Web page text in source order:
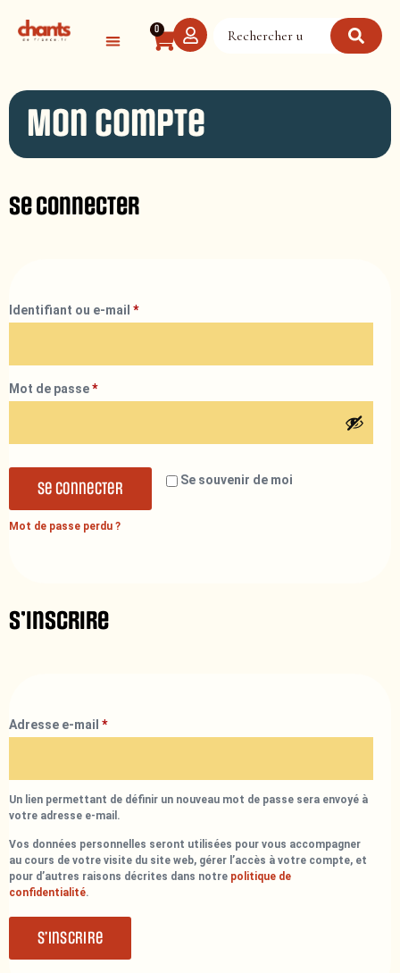
0
Mon compte
Se connecter
Identifiant ou e-mail *
Mot de passe*
Se souvenir de moi
Se connecter
Mot de passe perdu ?
S’inscrire
Adresse e-mail *
Un lien permettant de définir un nouveau mot de passe sera envoyé à
votre adresse e-mail.
Vos données personnelles seront utilisées pour vous accompagner
au cours de votre visite du site web, gérer l’accès à votre compte, et
pour d’autres raisons décrites dans notre politique de
confidentialité.
S’inscrire